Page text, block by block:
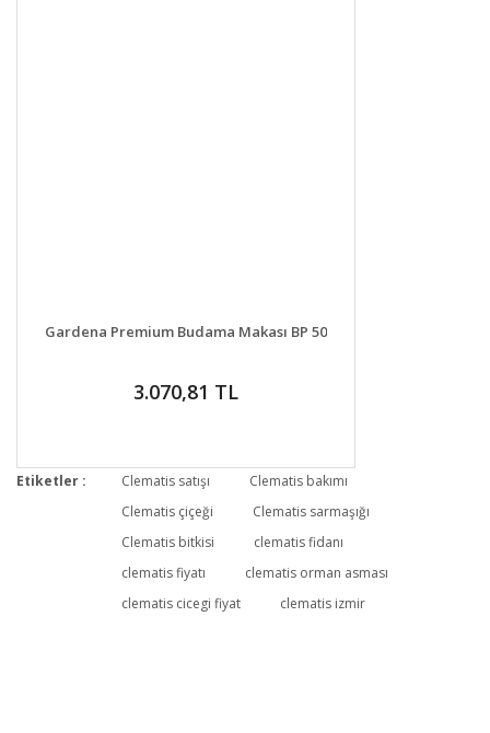
DETAYLAR
Gardena Premium Budama Makası BP 50
3.070,81 TL
Etiketler : Clematis satışı
Clematis bakımı
Clematis çiçeği
Clematis sarmaşığı
Clematis bitkisi
clematis fidanı
clematis fiyatı
clematis orman asması
clematis cicegi fiyat
clematis izmir